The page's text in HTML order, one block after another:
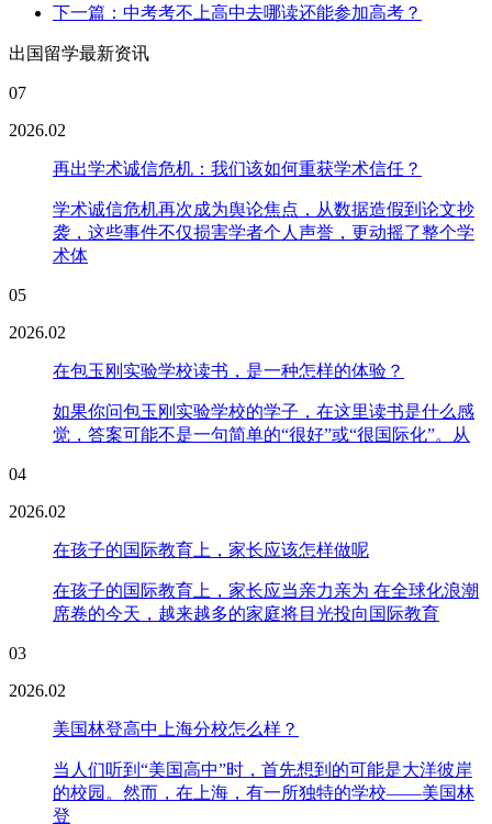
下一篇：中考考不上高中去哪读还能参加高考？
出国留学最新资讯
07
2026.02
再出学术诚信危机：我们该如何重获学术信任？
学术诚信危机再次成为舆论焦点，从数据造假到论文抄
袭，这些事件不仅损害学者个人声誉，更动摇了整个学
术体
05
2026.02
在包玉刚实验学校读书，是一种怎样的体验？
如果你问包玉刚实验学校的学子，在这里读书是什么感
觉，答案可能不是一句简单的“很好”或“很国际化”。从
04
2026.02
在孩子的国际教育上，家长应该怎样做呢
在孩子的国际教育上，家长应当亲力亲为 在全球化浪潮
席卷的今天，越来越多的家庭将目光投向国际教育
03
2026.02
美国林登高中上海分校怎么样？
当人们听到“美国高中”时，首先想到的可能是大洋彼岸
的校园。然而，在上海，有一所独特的学校——美国林
登